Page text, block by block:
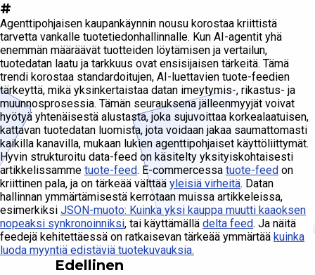
#
Agenttipohjaisen kaupankäynnin nousu korostaa kriittistä
tarvetta vankalle tuotetiedonhallinnalle. Kun AI-agentit yhä
enemmän määräävät tuotteiden löytämisen ja vertailun,
tuotedatan laatu ja tarkkuus ovat ensisijaisen tärkeitä. Tämä
trendi korostaa standardoitujen, AI-luettavien tuote-feedien
tärkeyttä, mikä yksinkertaistaa datan imeytymis-, rikastus- ja
muunnosprosessia. Tämän seurauksena jälleenmyyjät voivat
hyötyä yhtenäisestä alustasta, joka sujuvoittaa korkealaatuisen,
kattavan tuotedatan luomista, jota voidaan jakaa saumattomasti
kaikilla kanavilla, mukaan lukien agenttipohjaiset käyttöliittymät.
Hyvin strukturoitu data-feed on käsitelty yksityiskohtaisesti
artikkelissamme tuote-feed. E-commercessa tuote-feed on
kriittinen pala, ja on tärkeää välttää yleisiä virheitä. Datan
hallinnan ymmärtämisestä kerrotaan muissa artikkeleissa,
esimerkiksi JSON-muoto: Kuinka yksi kauppa muutti kaaoksen
nopeaksi synkronoinniksi, tai käyttämällä delta feed. Ja näitä
feedejä kehitettäessä on ratkaisevan tärkeää ymmärtää kuinka
luoda myyntiä edistäviä tuotekuvauksia.
Edellinen